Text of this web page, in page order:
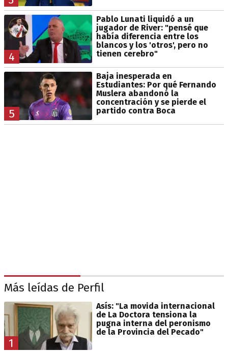
4
Pablo Lunati liquidó a un
jugador de River: "pensé que
había diferencia entre los
blancos y los 'otros', pero no
tienen cerebro"
5
Baja inesperada en
Estudiantes: Por qué Fernando
Muslera abandonó la
concentración y se pierde el
partido contra Boca
Más leídas de Perfil
1
Asís: "La movida internacional
de La Doctora tensiona la
pugna interna del peronismo
de la Provincia del Pecado"